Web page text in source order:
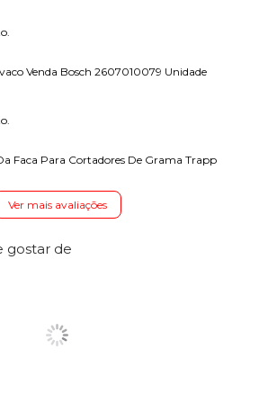
Venda Bosch 2607010079 Unidade
Faca Para Cortadores De Grama Trapp
Ver mais avaliações
gostar de